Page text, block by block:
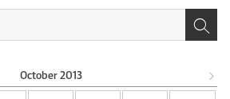
October 2013